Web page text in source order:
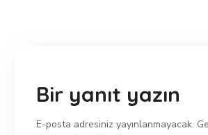
Bir yanıt yazın
E-posta adresiniz yayınlanmayacak.